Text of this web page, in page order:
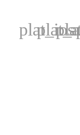
plat_ios